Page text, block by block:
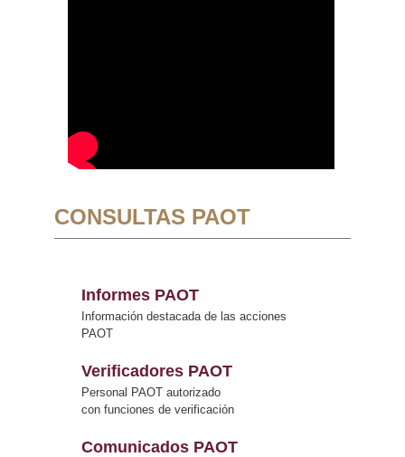
CONSULTAS PAOT
Informes PAOT
Información destacada de las acciones
PAOT
Verificadores PAOT
Personal PAOT autorizado
con funciones de verificación
Comunicados PAOT